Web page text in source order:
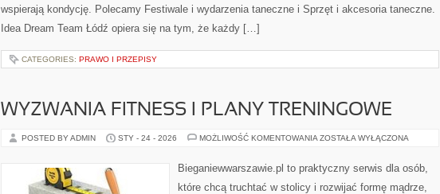
wspierają kondycję. Polecamy Festiwale i wydarzenia taneczne i Sprzęt i akcesoria taneczne.
Idea Dream Team Łódź opiera się na tym, że każdy […]
CATEGORIES: PRAWO I PRZEPISY
WYZWANIA FITNESS I PLANY TRENINGOWE
POSTED BY ADMIN STY - 24 - 2026 MOŻLIWOŚĆ KOMENTOWANIA WYZWANIA
PLANY
TRENINGOWE
ZOSTAŁA WYŁĄCZONA
Bieganiewwarszawie.pl to praktyczny serwis dla osób,
które chcą truchtać w stolicy i rozwijać formę mądrze,